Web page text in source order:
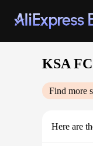
KSA FC
Find more
Here are